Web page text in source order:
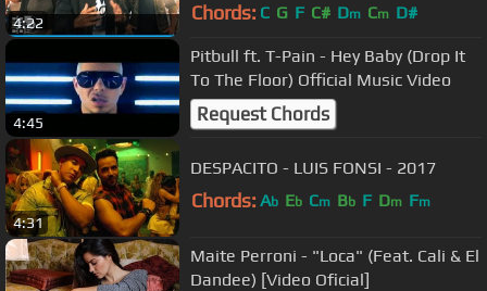
4:22 Chords: C G F C# Dm Cm D#
4:45
Pitbull ft. T-Pain - Hey Baby (Drop It
To The Floor) Official Music Video
Request Chords
4:31
DESPACITO - LUIS FONSI - 2017
Chords: Ab Eb Cm Bb F Dm Fm
Maite Perroni - "Loca" (Feat. Cali & El
Dandee) [Video Oficial]